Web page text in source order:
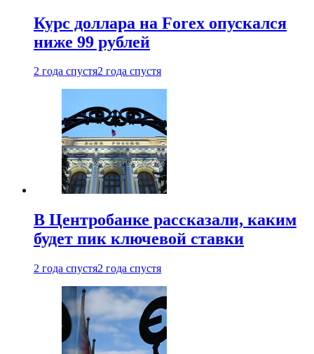
Курс доллара на Forex опускался
ниже 99 рублей
2 года спустя2 года спустя
В Центробанке рассказали, каким
будет пик ключевой ставки
2 года спустя2 года спустя